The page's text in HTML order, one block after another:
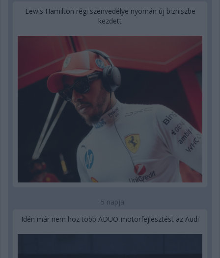
Lewis Hamilton régi szenvedélye nyomán új bizniszbe
kezdett
5 napja
Idén már nem hoz több ADUO-motorfejlesztést az Audi